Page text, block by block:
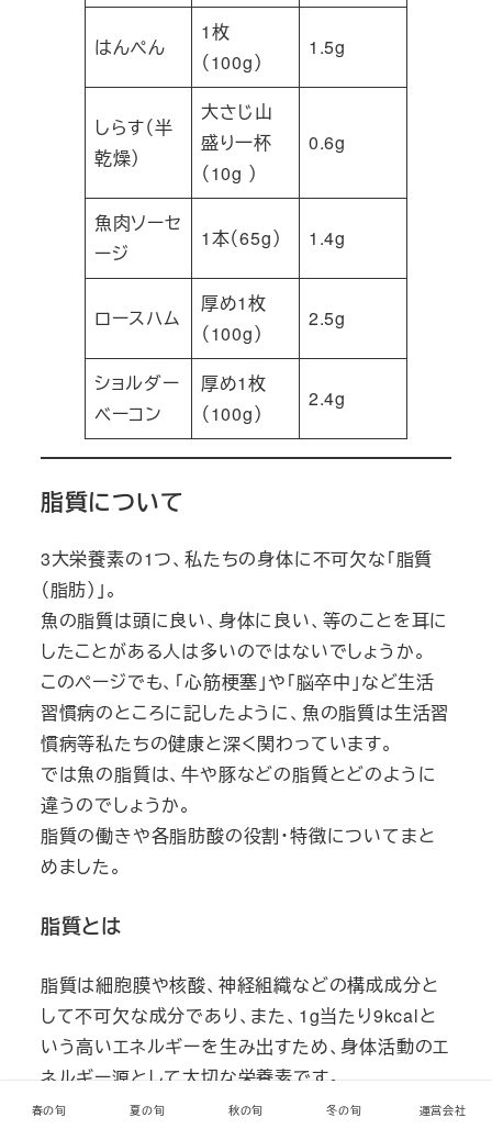
はんぺん
1枚
（100g）
1.5g
しらす（半
乾燥）
大さじ山
盛り一杯
（10g ）
0.6g
魚肉ソーセ
ージ
1本（65g） 1.4g
ロースハム
厚め1枚
（100g）
2.5g
ショルダー
ベーコン
厚め1枚
（100g）
2.4g
脂質について
3大栄養素の1つ、私たちの身体に不可欠な「脂質
（脂肪）」。
魚の脂質は頭に良い、身体に良い、等のことを耳に
したことがある人は多いのではないでしょうか。
このページでも、「心筋梗塞」や「脳卒中」など生活
習慣病のところに記したように、魚の脂質は生活習
慣病等私たちの健康と深く関わっています。
では魚の脂質は、牛や豚などの脂質とどのように
違うのでしょうか。
脂質の働きや各脂肪酸の役割・特徴についてまと
めました。
脂質とは
脂質は細胞膜や核酸、神経組織などの構成成分と
して不可欠な成分であり、また、1g当たり9kcalと
いう高いエネルギーを生み出すため、身体活動のエ
ネルギー源として大切な栄養素です。
一方で、身体に悪影響を及ぼす動物性等の脂質の
春の旬 夏の旬 秋の旬 冬の旬 運営会社